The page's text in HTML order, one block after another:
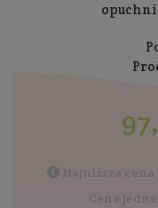
Najniższa cena
Cena